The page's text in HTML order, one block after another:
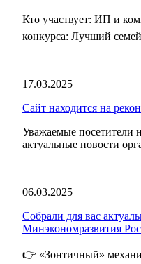
Кто участвует: ИП и
конкурса: Лучший
17.03.2025
Сайт находится на
Уважаемые посетители
актуальные новости
06.03.2025
Собрали для вас
Минэкономразвития
👉 «Зонтичный»